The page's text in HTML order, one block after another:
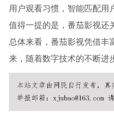
用户观看习惯，智能匹配用
值得一提的是，番茄影视还
总体来看，番茄影视凭借丰
来，随着数字技术的不断进